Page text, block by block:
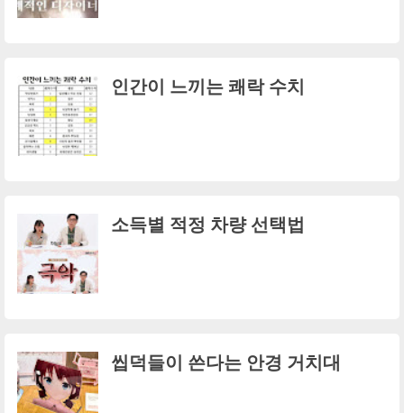
인간이 느끼는 쾌락 수치
소득별 적정 차량 선택법
씹덕들이 쓴다는 안경 거치대